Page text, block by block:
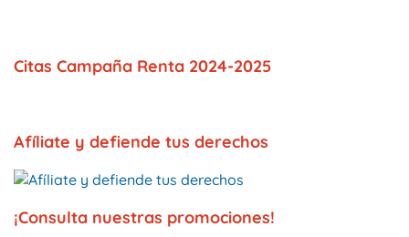
Citas Campaña Renta 2024-2025
Afíliate y defiende tus derechos
¡Consulta nuestras promociones!